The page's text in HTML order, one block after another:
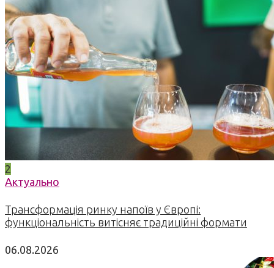
2
Актуально
Трансформація ринку напоїв у Європі:
функціональність витісняє традиційні формати
06.08.2026